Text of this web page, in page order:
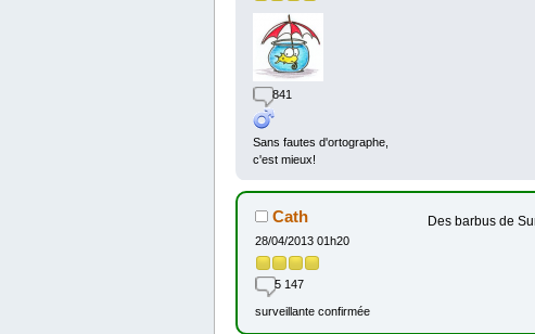
841
Sans fautes d'ortographe,
c'est mieux!
Cath
28/04/2013 01h20
5 147
surveillante confirmée
Des barbus de